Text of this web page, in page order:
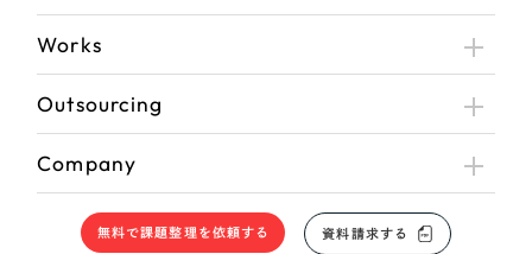
Works
Outsourcing
Company
無料で課題整理を依頼する 資料請求する